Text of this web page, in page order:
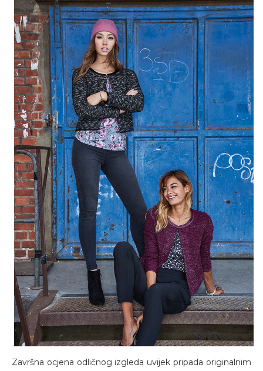
Završna ocjena odličnog izgleda uvijek pripada originalnim